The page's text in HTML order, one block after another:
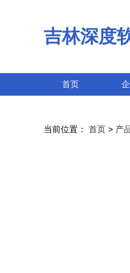
吉林深度
首页
当前位置： 首页 > 产